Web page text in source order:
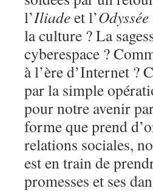
l’Iliadeet l’Odyssée
la culture ? La
cyberespace ?
à l’ère d’Internet ?
par la simple
pour notre avenir
forme que prend
relations sociales,
est en train de
promesses et ses